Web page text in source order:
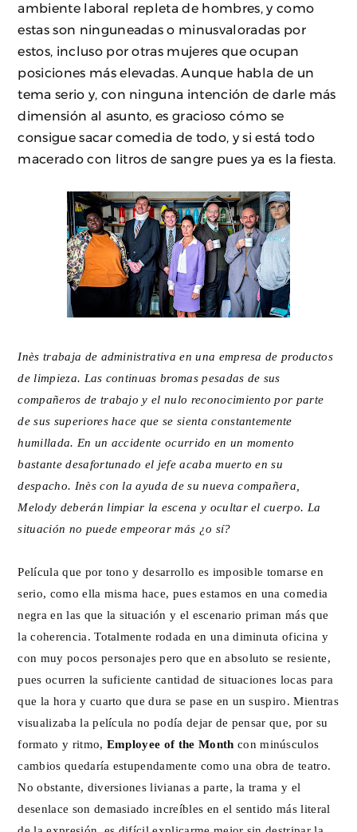
ambiente laboral repleta de hombres, y como
estas son ninguneadas o minusvaloradas por
estos, incluso por otras mujeres que ocupan
posiciones más elevadas. Aunque habla de un
tema serio y, con ninguna intención de darle más
dimensión al asunto, es gracioso cómo se
consigue sacar comedia de todo, y si está todo
macerado con litros de sangre pues ya es la fiesta.
Inès trabaja de administrativa en una empresa de productos
de limpieza. Las continuas bromas pesadas de sus
compañeros de trabajo y el nulo reconocimiento por parte
de sus superiores hace que se sienta constantemente
humillada. En un accidente ocurrido en un momento
bastante desafortunado el jefe acaba muerto en su
despacho. Inès con la ayuda de su nueva compañera,
Melody deberán limpiar la escena y ocultar el cuerpo. La
situación no puede empeorar más ¿o sí?
Película que por tono y desarrollo es imposible tomarse en
serio, como ella misma hace, pues estamos en una comedia
negra en las que la situación y el escenario priman más que
la coherencia. Totalmente rodada en una diminuta oficina y
con muy pocos personajes pero que en absoluto se resiente,
pues ocurren la suficiente cantidad de situaciones locas para
que la hora y cuarto que dura se pase en un suspiro. Mientras
visualizaba la película no podía dejar de pensar que, por su
formato y ritmo, Employee of the Month con minúsculos
cambios quedaría estupendamente como una obra de teatro.
No obstante, diversiones livianas a parte, la trama y el
desenlace son demasiado increíbles en el sentido más literal